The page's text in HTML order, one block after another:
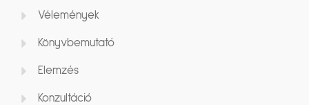
Vélemények
Könyvbemutató
Elemzés
Konzultáció